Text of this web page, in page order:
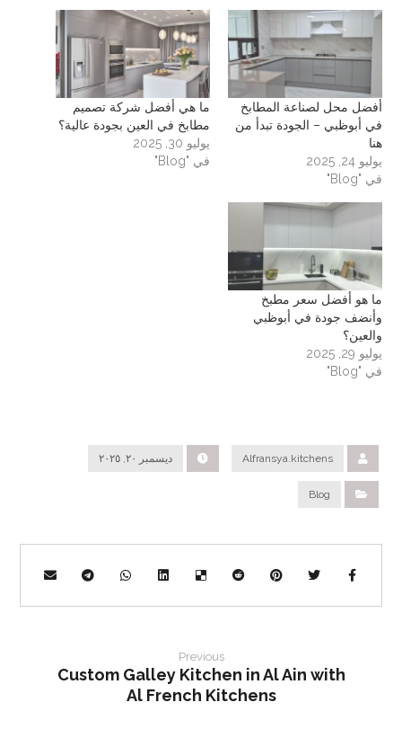
أفضل محل لصناعة المطابخ
في أبوظبي – الجودة تبدأ من
هنا
يوليو 24, 2025
في "Blog"
ما هي أفضل شركة تصميم
مطابخ في العين بجودة عالية؟
يوليو 30, 2025
في "Blog"
ما هو أفضل سعر مطبخ
وأنضف جودة في أبوظبي
والعين؟
يوليو 29, 2025
في "Blog"
Alfransya.kitchens ديسمبر ٢٠, ٢٠٢٥
Blog
Previous
Custom Galley Kitchen in Al Ain with
Al French Kitchens